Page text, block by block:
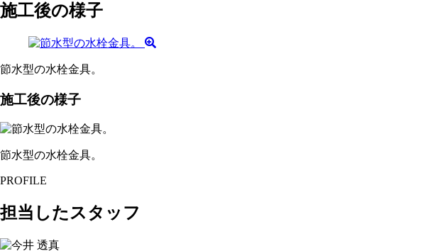
施工後の様子
節水型の水栓金具。
施工後の様子
節水型の水栓金具。
PROFILE
担当したスタッフ